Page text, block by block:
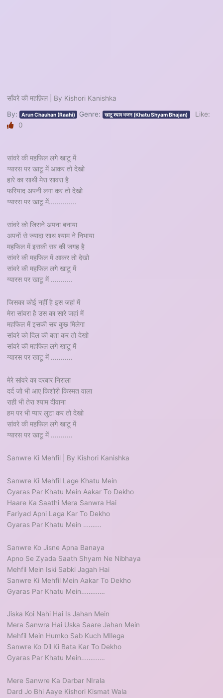
साँवरे की महफ़िल | By Kishori Kanishka
By: Arun Chauhan (Raahi) Genre: खाटू श्याम भजन (Khatu Shyam Bhajan)
Like:
0
सांवरे की महफिल लगे खाटू में
ग्यारस पर खाटू में आकर तो देखो
हारे का साथी मेरा सावरा है
फरियाद अपनी लगा कर तो देखो
ग्यारस पर खाटू में..............
सांवरे को जिसने अपना बनाया
अपनों से ज्यादा साथ श्याम ने निभाया
महफिल में इसकी सब की जगह है
सांवरे की महफिल में आकर तो देखो
सांवरे की महफिल लगे खाटू में
ग्यारस पर खाटू में ...........
जिसका कोई नहीं है इस जहां में
मेरा सांवरा है उस का सारे जहां में
महफिल में इसकी सब कुछ मिलेगा
सांवरे को दिल की बता कर तो देखो
सांवरे की महफिल लगे खाटू में
ग्यारस पर खाटू में ...........
मेरे सांवरे का दरबार निराला
दर्द जो भी आए किशोरी किस्मत वाला
राही भी तेरा श्याम दीवाना
हम पर भी प्यार लुटा कर तो देखो
सांवरे की महफिल लगे खाटू में
ग्यारस पर खाटू में ...........
Sanwre Ki Mehfil | By Kishori Kanishka
Sanwre Ki Mehfil Lage Khatu Mein
Gyaras Par Khatu Mein Aakar To Dekho
Haare Ka Saathi Mera Sanwra Hai
Fariyad Apni Laga Kar To Dekho
Gyaras Par Khatu Mein ……….
Sanwre Ko Jisne Apna Banaya
Apno Se Zyada Saath Shyam Ne Nibhaya
Mehfil Mein Iski Sabki Jagah Hai
Sanwre Ki Mehfil Mein Aakar To Dekho
Gyaras Par Khatu Mein………….
Jiska Koi Nahi Hai Is Jahan Mein
Mera Sanwra Hai Uska Saare Jahan Mein
Mehfil Mein Humko Sab Kuch MIlega
Sanwre Ko Dil Ki Bata Kar To Dekho
Gyaras Par Khatu Mein………….
Mere Sanwre Ka Darbar NIrala
Dard Jo Bhi Aaye Kishori Kismat Wala